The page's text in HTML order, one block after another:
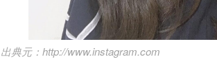
http://www.instagram.com